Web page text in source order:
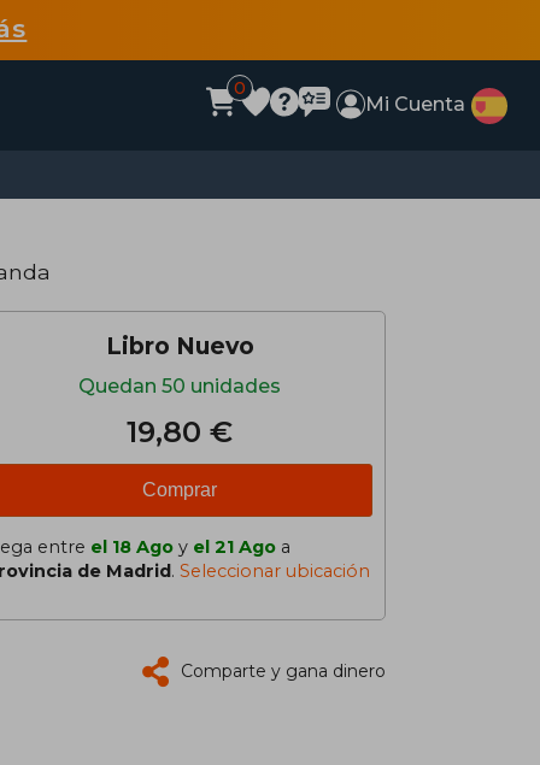
0
Mi Cuenta
Libro Nuevo
Quedan 50 unidades
19,80 €
Comprar
entre el 18 Ago y el 21 Ago a
de Madrid. Seleccionar ubicación
Comparte y gana dinero